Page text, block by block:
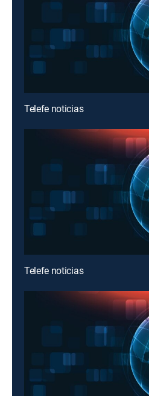
Telefe noticias
Telefe noticias